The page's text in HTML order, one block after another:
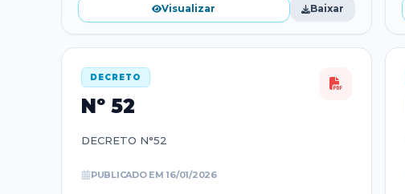
Visualizar Baixar
DECRETO
Nº 52
DECRETO N°52
PUBLICADO EM16/01/2026